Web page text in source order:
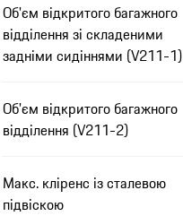
Об'єм відкритого багажного
відділення зі складеними
задніми сидіннями (V211-1)
Об'єм відкритого багажного
відділення (V211-2)
Макс. кліренс із сталевою
підвіскою